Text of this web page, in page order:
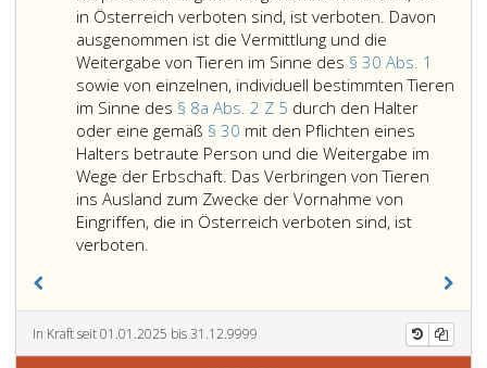
landwirtschaftlichen
Nutztiere
sind,
mit
Qualzuchtsymptomen
oder
äußerlich
erkennbaren
Qualzuchtmerkmalen
zu
zu
vermitteln
oder
in Österreich verboten sind, ist verboten. Davon
ausgenommen ist die Vermittlung und die
Weitergabe von Tieren im Sinne des § 30 Abs. 1
sowie von einzelnen, individuell bestimmten Tieren
im Sinne des § 8a Abs. 2 Z 5 durch den Halter
oder eine gemäß § 30 mit den Pflichten eines
Halters betraute Person und die Weitergabe im
Wege der Erbschaft. Das Verbringen von Tieren
ins Ausland zum Zwecke der Vornahme von
Eingriffen, die in Österreich verboten sind, ist
verboten.
Erwerb,
die
Vermittlung
In Kraft seit 01.01.2025 bis 31.12.9999